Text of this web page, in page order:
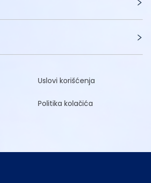
Uslovi korišćenja
Politika kolačića